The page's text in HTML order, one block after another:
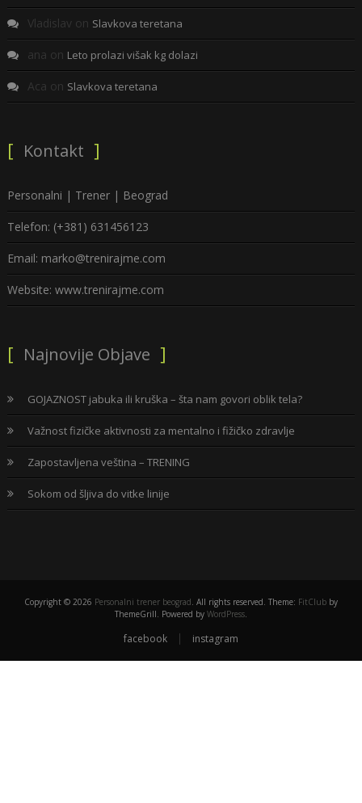
Vladislav on Slavkova teretana
ana on Leto prolazi višak kg dolazi
Aca on Slavkova teretana
Kontakt
Personalni | Trener | Beograd
Telefon: (+381) 631456123
Email: marko@trenirajme.com
Website: www.trenirajme.com
Najnovije Objave
GOJAZNOST jabuka ili kruška – šta nam govori oblik tela?
Važnost fizičke aktivnosti za mentalno i fižičko zdravlje
Zapostavljena veština – TRENING
Sokom od šljiva do vitke linije
Copyright © 2026 Personalni trener beograd. All rights reserved. Theme: FitClub by
ThemeGrill. Powered by WordPress.
facebook instagram